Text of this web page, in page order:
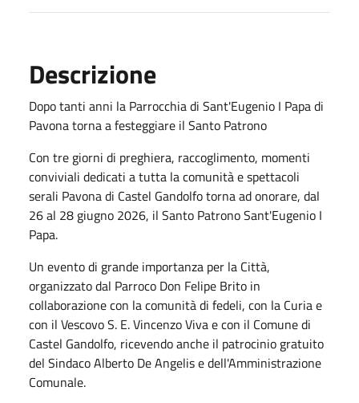
Descrizione
Dopo tanti anni la Parrocchia di Sant'Eugenio I Papa di
Pavona torna a festeggiare il Santo Patrono
Con tre giorni di preghiera, raccoglimento, momenti
conviviali dedicati a tutta la comunità e spettacoli
serali Pavona di Castel Gandolfo torna ad onorare, dal
26 al 28 giugno 2026, il Santo Patrono Sant'Eugenio I
Papa.
Un evento di grande importanza per la Città,
organizzato dal Parroco Don Felipe Brito in
collaborazione con la comunità di fedeli, con la Curia e
con il Vescovo S. E. Vincenzo Viva e con il Comune di
Castel Gandolfo, ricevendo anche il patrocinio gratuito
del Sindaco Alberto De Angelis e dell'Amministrazione
Comunale.